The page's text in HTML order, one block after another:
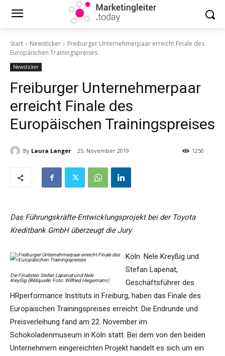
Start Newsticker
Freiburger Unternehmerpaar erreicht Finale des
Europäischen Trainingspreises
Newsticker
Freiburger Unternehmerpaar
erreicht Finale des
Europäischen Trainingspreises
By Laura Langer 25. November 2019 1250
Das Führungskräfte-Entwicklungsprojekt bei der Toyota
Kreditbank GmbH überzeugt die Jury
Die Finalisten Stefan Lapenat und Nele
Kreyßig (Bildquelle: Foto: Wilfried Hiegemann)
Köln. Nele Kreyßig und
Stefan Lapenat,
Geschäftsführer des
HRperformance Instituts in Freiburg, haben das Finale des
Europäischen Trainingspreises erreicht. Die Endrunde und
Preisverleihung fand am 22. November im
Schokoladenmuseum in Köln statt. Bei dem von den beiden
Unternehmern eingereichten Projekt handelt es sich um ein